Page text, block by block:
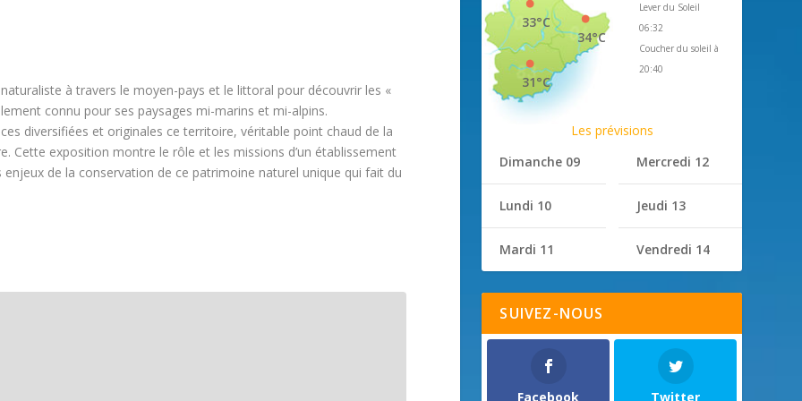
à travers le moyen-pays et le littoral pour découvrir les «
connu pour ses paysages mi-marins et mi-alpins.
diversifiées et originales ce territoire, véritable point chaud de la
Cette exposition montre le rôle et les missions d’un établissement
de la conservation de ce patrimoine naturel unique qui fait du
34°C
33°C
31°C
Lever du Soleil
06:32
Coucher du soleil à
20:40
Les prévisions
Dimanche 09
Lundi 10
Mardi 11
Mercredi 12
Jeudi 13
Vendredi 14
SUIVEZ-NOUS
Facebook Twitter